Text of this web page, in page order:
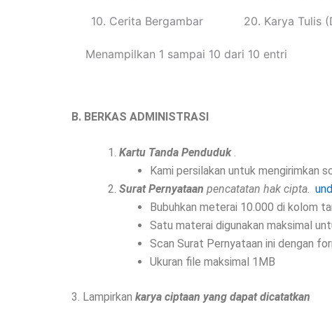
10. Cerita Bergambar 20. Karya Tulis
Menampilkan 1 sampai 10 dari 10 entri
B. BERKAS ADMINISTRASI
Kartu Tanda Penduduk.
Kami persilakan untuk mengirimkan
Surat Pernyataan pencatatan hak cipta.
Bubuhkan meterai 10.000 di kolom
Satu materai digunakan maksimal
Scan Surat Pernyataan ini dengan
Ukuran file maksimal 1MB
3. Lampirkan karya ciptaan yang dapat dicatatkan